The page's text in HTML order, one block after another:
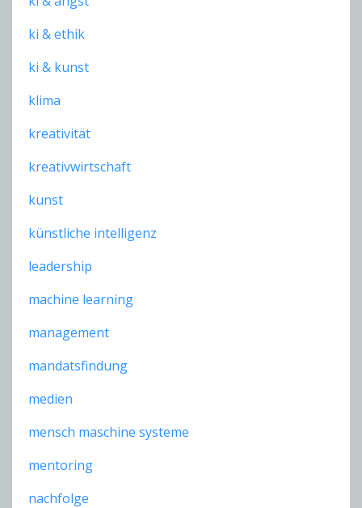
ki & ethik
ki & kunst
klima
kreativität
kreativwirtschaft
kunst
künstliche intelligenz
leadership
machine learning
management
mandatsfindung
medien
mensch maschine systeme
mentoring
nachfolge